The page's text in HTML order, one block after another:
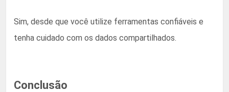
Sim, desde que você utilize ferramentas confiáveis e
tenha cuidado com os dados compartilhados.
Conclusão